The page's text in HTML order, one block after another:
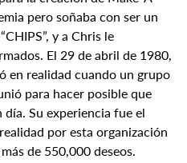
pero soñaba con ser un
y a Chris le
El 29 de abril de 1980,
en realidad cuando un grupo
para hacer posible que
Su experiencia fue el
por esta organización
de 550,000 deseos.